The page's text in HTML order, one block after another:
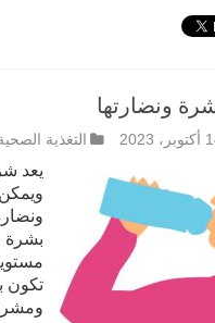
ونضارتها
2023 التغذية
يعد
بشرة
تكون